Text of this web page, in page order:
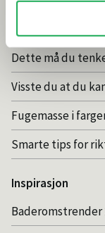
Dette må du
Visste du at du
Fugemasse i
Smarte tips for
Inspirasjon
Baderomstrender